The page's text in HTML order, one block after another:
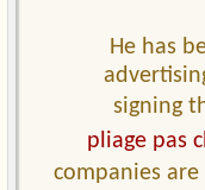
He has
signing
pliage pas
companies